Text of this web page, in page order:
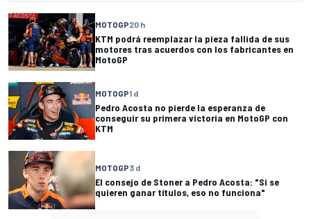
MOTOGP20 h
KTM podrá reemplazar la pieza fallida de sus
motores tras acuerdos con los fabricantes en
MotoGP
MOTOGP1 d
Pedro Acosta no pierde la esperanza de
conseguir su primera victoria en MotoGP con
KTM
MOTOGP3 d
El consejo de Stoner a Pedro Acosta: "Si se
quieren ganar títulos, eso no funciona"